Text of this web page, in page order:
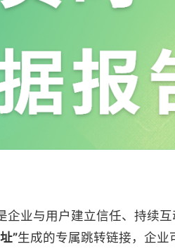
企业与用户建立信任、持续
”生成的专属跳转链接，企业